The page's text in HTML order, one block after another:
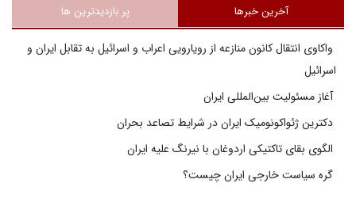
آخرین خبرها پر بازدیدترین ها
واکاوی انتقال کانون منازعه از رویارویی اعراب و اسرائیل به تقابل ایران و
اسرائیل
آغاز مسئولیت بین‌المللی ایران
دکترین ژئواکونومیک ایران در شرایط تصاعد بحران
الگوی بقای تاکتیکی اردوغان با نیرنگ علیه ایران
گره سیاست خارجی ایران چیست؟